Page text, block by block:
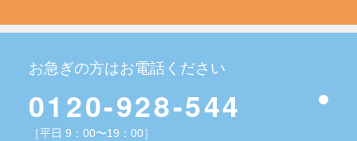
お急ぎの方はお電話ください
0120-928-544
［平日 9：00〜19：00］